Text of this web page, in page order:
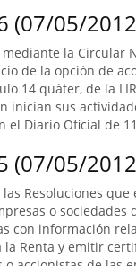
(07/05/
la Circular
de la opción de
14 quáter, de la
inician sus
el Diario Oficial de
(07/05/
Resoluciones que
o sociedades
con información
la Renta y emitir